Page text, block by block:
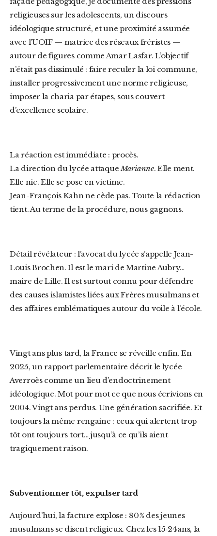
religieuses sur les adolescents, un discours
idéologique structuré, et une proximité assumée
avec l’UOIF — matrice des réseaux fréristes —
autour de figures comme Amar Lasfar. L’objectif
n’était pas dissimulé : faire reculer la loi commune,
installer progressivement une norme religieuse,
imposer la charia par étapes, sous couvert
d’excellence scolaire.
La réaction est immédiate : procès.
La direction du lycée attaqueMarianne. Elle ment.
Elle nie. Elle se pose en victime.
Jean-François Kahn ne cède pas. Toute la rédaction
tient. Au terme de la procédure, nous gagnons.
Détail révélateur : l’avocat du lycée s’appelle Jean-
Louis Brochen. Il est le mari de Martine Aubry…
maire de Lille. Il est surtout connu pour défendre
des causes islamistes liées aux Frères musulmans et
des affaires emblématiques autour du voile à l’école.
Vingt ans plus tard, la France se réveille enfin. En
2025, un rapport parlementaire décrit le lycée
Averroès comme un lieu d’endoctrinement
idéologique. Mot pour mot ce que nous écrivions en
2004. Vingt ans perdus. Une génération sacrifiée. Et
toujours la même rengaine : ceux qui alertent trop
tôt ont toujours tort… jusqu’à ce qu’ils aient
tragiquement raison.
Subventionner tôt, expulser tard
Aujourd’hui, la facture explose : 80 % des jeunes
musulmans se disent religieux. Chez les 15‑24 ans, la